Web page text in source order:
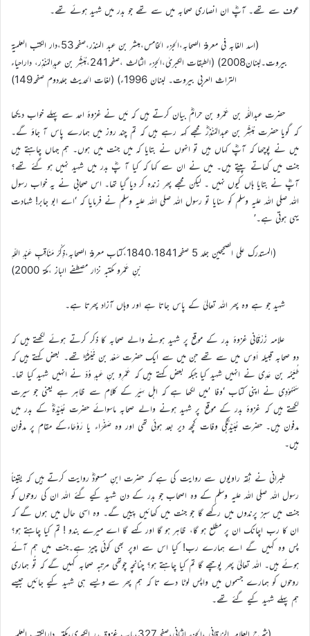
عوف سے تھے۔ آپؓ ان انصاری صحابہ میں سے تھے جو بدر میں شہید ہوئے تھے۔
(اسد الغابہ فی معرفة الصحابہ،الجزء الخامس،مبشر بن عبد المنذر،صفحہ53،دار الکتب العلمیۃ
بیروت۔لبنان2008) (الطبقات الکبریٰ،الجزء الثالث ،صفحہ241،مُبَشِّر بن عبدِالمُنْذِر، داراحیاء
التراث العربی بیروت۔ لبنان 1996ء) (لغات الحدیث جلددوم صفحہ149)
حضرت عبداللّٰہ بن عَمْرو بن حرامؓ بیان کرتے ہیں کہ مَیں نے غزوۂ احد سے پہلے خواب دیکھا
کہ گویا حضرت مُبَشِّر بن عبدالمُنْذِرؓ مجھے کہہ رہے ہیں کہ تم چند روز میں ہمارے پاس آ جاؤ گے۔
میں نے پوچھا کہ آپؓ کہاں ہیں تو انہوں نے بتایا کہ میں جنت میں ہوں۔ ہم جہاں چاہتے ہیں
جنت میں کھاتے پیتے ہیں۔ میں نے ان سے کہا کہ کیا آ پؓ بدر میں شہید نہیں ہو گئے تھے؟
آپؓ نے بتایا ہاں کیوں نہیں ۔ لیکن مجھے پھر زندہ کر دیا گیا تھا۔ اس صحابی نے یہ خواب رسول
اللہ صلی اللہ علیہ وسلم کو سنایا تو رسول اللہ صلی اللہ علیہ وسلم نے فرمایا کہ ‘اے ابو جابر! شہادت
یہی ہوتی ہے۔’
(المستدرك على الصحيحين جلد 5 صفحہ1840،1841،کتاب معرفة الصحابہ،ذِكْرُ مَنَاقِبِ عَبْدِ اللّهِ
بْنِ عَمْرو مکتبہ نزار مصطفے الباز ،مکة 2000)
شہید جو ہے وہ پھر اللہ تعالیٰ کے پاس جاتا ہے اور وہاں آزاد پھرتا ہے۔
علامہ زَرْقَانی غزوۂ بدر کے موقع پر شہید ہونے والے صحابہ کا ذکر کرتے ہوئے لکھتے ہیں کہ
دو صحابہ قبیلہ اَوس میں سے تھے جن میں سے ایک حضرت سَعْد بن خَیْثَمَہؓ تھے۔ بعض کہتے ہیں کہ
طُعَیْمَہ بن عَدِی نے انہیں شہید کیا جبکہ بعض کہتے ہیں کہ عَمْرِو بنِ عَبدِ وُدّ نے انہیں شہید کیا تھا۔
سَمْہُوْدِی نے اپنی کتاب ‘وفا ’میں لکھا ہے کہ اہل سِیَر کے کلام سے ظاہر ہے یعنی جو سیرت
لکھتے ہیں کہ غزوۂ بدر کے موقع پر شہید ہونے والے صحابہ ماسوائے حضرت عُبَیْدَہؓ کے بدر میں
مدفون ہیں۔ حضرت عُبَیْدَہؓکی وفات کچھ دیر بعد ہوئی تھی اور وہ صَفْرَاء یا رَوْحَاءکے مقام پر مدفون
ہیں۔
طبرانی نے ثِقہ راویوں سے روایت کی ہے کہ حضرت ابنِ مسعودؓ روایت کرتے ہیں کہ یقیناً
رسول اللہ صلی اللہ علیہ وسلم کے وہ اصحاب جو بدر کے دن شہید کیے گئے اللہ ان کی روحوں کو
جنت میں سبز پرندوں میں رکھے گا جو جنت میں کھائیں پِییں گے۔ وہ اسی حال میں ہوں گے کہ
ان کا رب اچانک ان پر مطلع ہو گا، ظاہر ہو گا اور کہے گا اے میرے بندو ! تم کیا چاہتے ہو؟
پس وہ کہیں گے اے ہمارے رب! کیا اس سے اوپر بھی کوئی چیز ہے۔جنت میں ہم آئے
ہوئے ہیں۔ اللہ تعالیٰ پھر پوچھے گا تم کیا چاہتے ہو؟ چنانچہ چوتھی مرتبہ صحابہ کہیں گے کہ تُو ہماری
روحوں کو ہمارے جسموں میں واپس لوٹا دے تا کہ ہم پھر سے ویسے ہی شہید کیے جائیں جیسے
ہم پہلے شہید کیے گئے تھے۔